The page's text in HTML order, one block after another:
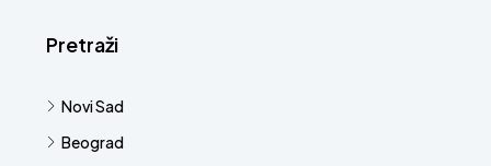
Pretraži
Novi Sad
Beograd